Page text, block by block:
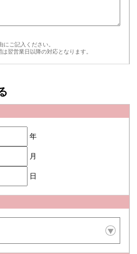
ご記入ください。
翌営業日以降の対応となります。
年
月
日